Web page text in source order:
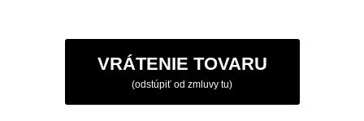
VRÁTENIE TOVARU
(odstúpiť od zmluvy tu)